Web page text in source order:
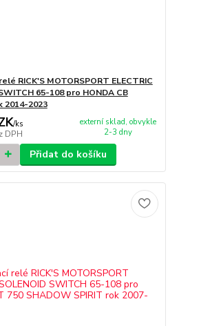
RICK'S MOTORSPORT ELECTRIC
65-108 pro HONDA CB
2014-2023
/ks
DPH
externí sklad, obvykle
2-3 dny
Přidat do košíku